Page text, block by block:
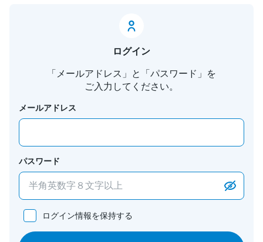
ログイン
「メールアドレス」と「パスワード」を
ご入力してください。
メールアドレス
パスワード
ログイン情報を保持する